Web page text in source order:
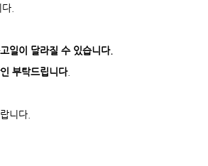
,길이에 따라 추가요금은 착불진
문시 배송비(0원)
다시한번 문구 확인하시고
있습니다. 주문시 참고 부탁드립니다.
배,화물차(운임고객부담) 배송가능
.
일이 달라질 수 있습니다.
부탁드립니다.
니다.